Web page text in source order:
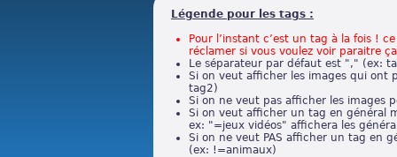
Légende pour les tags :
Pour l’instant c’est un tag à la fois !
réclamer si vous voulez voir paraitre
Le séparateur par défaut est "," (ex:
Si on veut afficher les images qui
tag2)
Si on ne veut pas afficher les images
Si on veut afficher un tag en général
ex: "=jeux vidéos" affichera les
Si on ne veut PAS afficher un tag en
(ex: !=animaux)